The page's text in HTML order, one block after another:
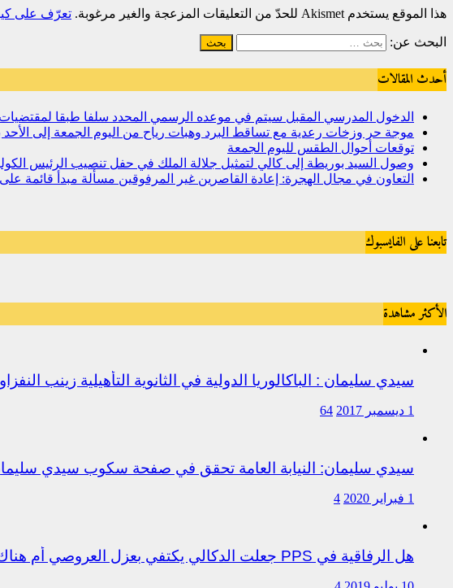
هذا الموقع يستخدم Akismet للحدّ من التعليقات المزعجة والغير مرغوبة. تعرّف على
البحث عن:
أحدث المقالات
الدخول المدرسي المقبل سیتم في موعده الرسمي المحدد سلفا طبقا لمقتضیات
موجة حر وزخات رعدية مع تساقط البرد وهبات رياح من اليوم الجمعة إلى
توقعات أحوال الطقس لليوم الجمعة
وصول السيد بوريطة إلى كالي لتمثيل جلالة الملك في حفل تنصيب الرئيس
التعاون في مجال الهجرة: إعادة القاصرين غير المرفوقين مسألة مبدأ قائمة على
تابعنا على الفايسبوك
الأكثر مشاهدة
سيدي سليمان : الباكالوريا الدولية في الثانوية التأهيلية زينب
1 ديسمبر 2017 64
سيدي سليمان: النيابة العامة تحقق في صفحة سكوب سيدي
1 فبراير 2020 4
هل الرفاقية في PPS جعلت الدكالي يكتفي بعزل العروصي أم هناك متابعات قانونية على خلفية اختلالات التسيير بمندوبية سيدي سليمان